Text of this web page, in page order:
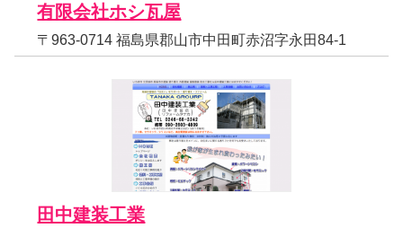
有限会社ホシ瓦屋
〒963-0714 福島県郡山市中田町赤沼字永田84-1
田中建装工業